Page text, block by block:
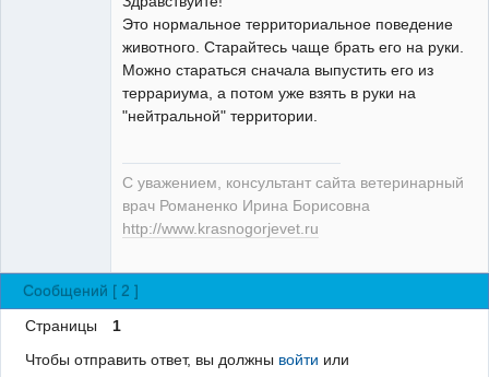
Это нормальное территориальное поведение
животного. Старайтесь чаще брать его на руки.
Можно стараться сначала выпустить его из
террариума, а потом уже взять в руки на
"нейтральной" территории.
С уважением, консультант сайта ветеринарный
врач Романенко Ирина Борисовна
http://www.krasnogorjevet.ru
Сообщений [ 2 ]
Страницы
1
Чтобы отправить ответ, вы должны войти или